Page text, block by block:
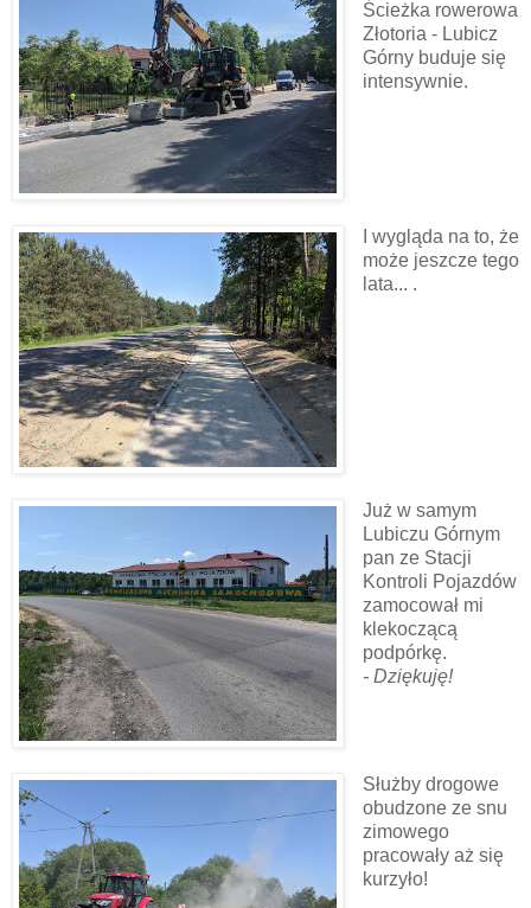
Ścieżka rowerowa
Złotoria - Lubicz
Górny buduje się
intensywnie.
I wygląda na to, że
może jeszcze tego
lata... .
Już w samym
Lubiczu Górnym
pan ze Stacji
Kontroli Pojazdów
zamocował mi
klekoczącą
podpórkę.
- Dziękuję!
Służby drogowe
obudzone ze snu
zimowego
pracowały aż się
kurzyło!